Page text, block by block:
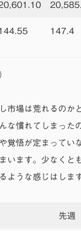
147.4
市場は荒れるのか
な慣れてしまった
覚悟が定まってい
います。少なくと
ような感じはしま
先週